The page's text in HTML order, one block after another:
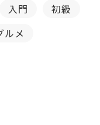
入門
初級
ルメ